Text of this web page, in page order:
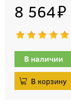
8 564
В наличии